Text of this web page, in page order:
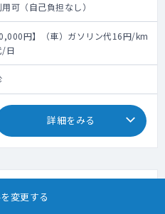
可（自己負担なし）
円】（車）ガソリン代16円/km
/日
詳細をみる
変更する